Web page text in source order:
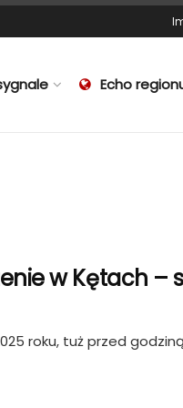
Echo
w Kętach –
roku, tuż przed